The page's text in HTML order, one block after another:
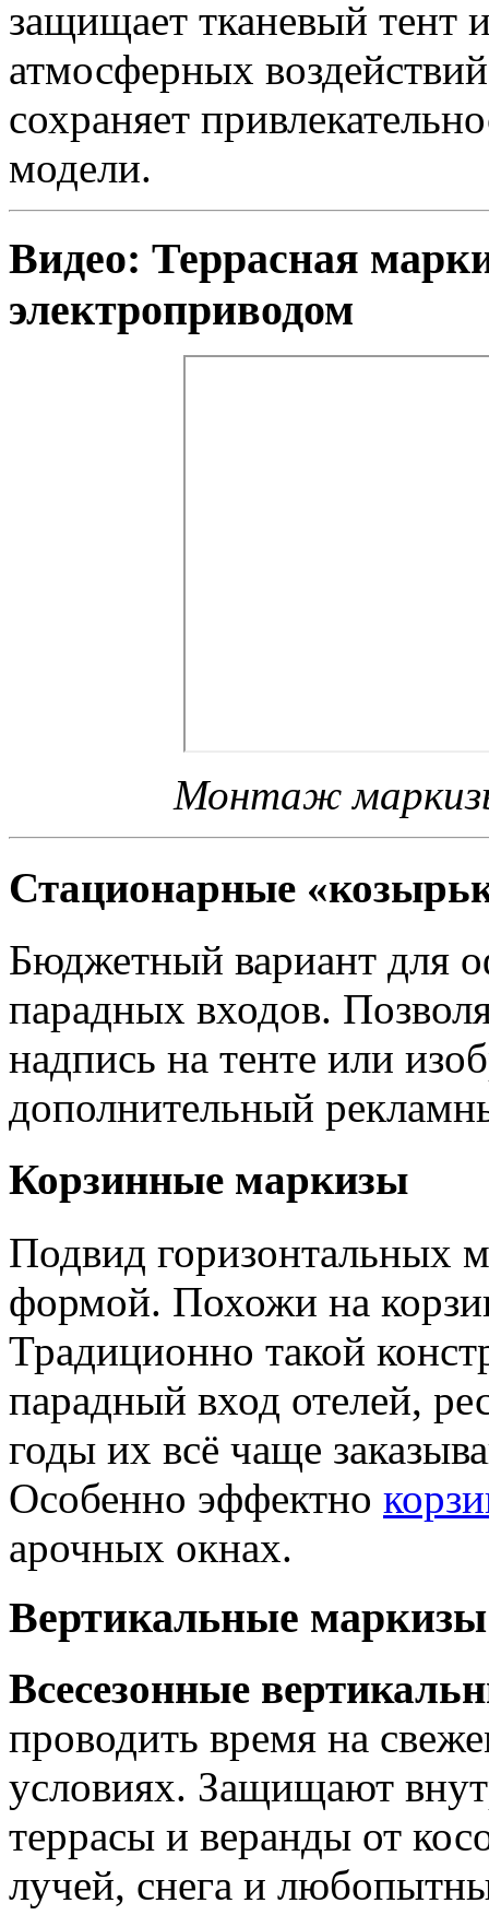
защищает тканевый тент
атмосферных
сохраняет
модели.
Видео: Террасная
электроприводом
Монтаж
Стационарные
Бюджетный вариант для
парадных входов.
надпись на тенте или
дополнительный
Корзинные маркизы
Подвид горизонтальных
формой. Похожи на
Традиционно такой
парадный вход отелей,
годы их всё чаще
Особенно эффектно
арочных окнах.
Вертикальные маркизы
Всесезонные
проводить время на
условиях. Защищают
террасы и веранды от
лучей, снега и